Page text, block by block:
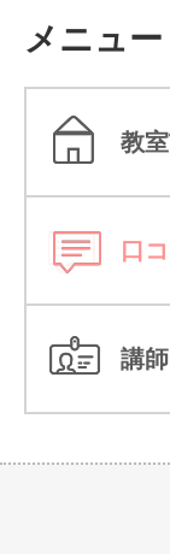
メニュー
教
口
講師